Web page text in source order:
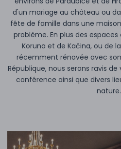
d'un mariage au château ou
fête de famille dans une
problème. En plus des
Koruna et de Kačina, ou de
récemment rénovée avec
République, nous serons ravis
conférence ainsi que divers
nature.